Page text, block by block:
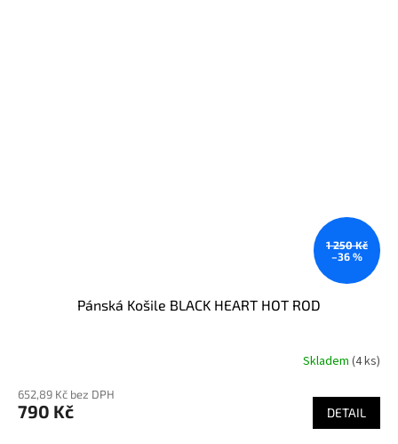
1 250 Kč
–36 %
Pánská Košile BLACK HEART HOT ROD
Skladem (4 ks)
652,89 Kč bez DPH
790 Kč DETAIL